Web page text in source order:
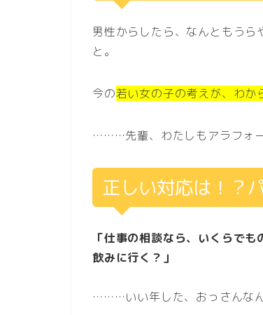
男性からしたら、なんともう
と。
今の若い女の子の考えが、わか
………先輩、わたしもアラフォ
正しい対応は！？
「仕事の相談なら、いくらで
飲みに行く？」
………いい年した、おっさんなん